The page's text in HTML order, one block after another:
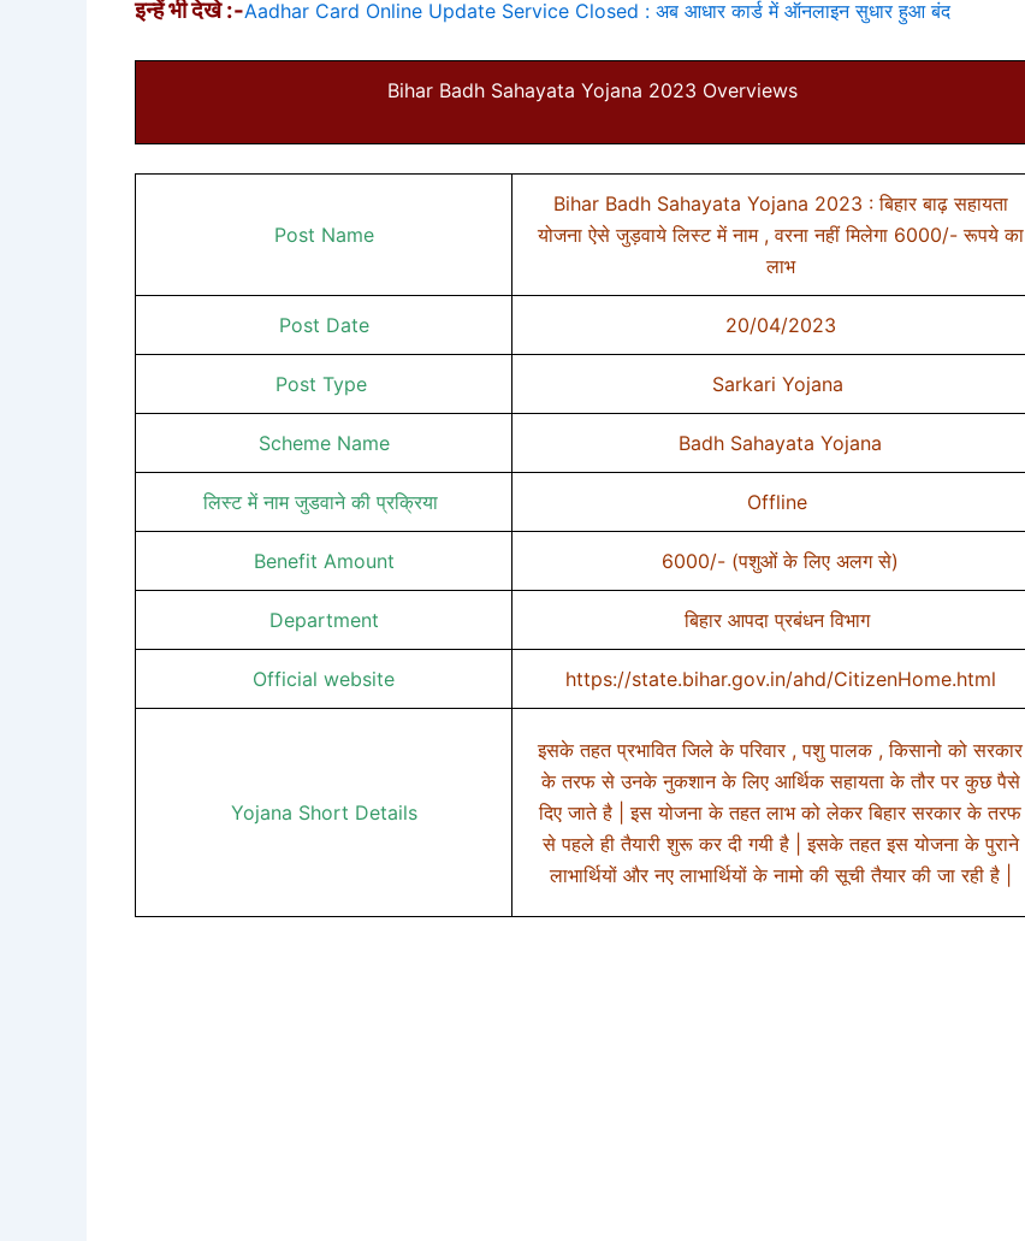
इन्हें भी देखे :-Aadhar Card Online Update Service Closed : अब आधार कार्ड में ऑनलाइन सुधार हुआ बंद
Bihar Badh Sahayata Yojana 2023 Overviews
Post Name
Bihar Badh Sahayata Yojana 2023 : बिहार बाढ़ सहायता
योजना ऐसे जुड़वाये लिस्ट में नाम , वरना नहीं मिलेगा 6000/- रूपये का
लाभ
Post Date 20/04/2023
Post Type Sarkari Yojana
Scheme Name Badh Sahayata Yojana
लिस्ट में नाम जुडवाने की प्रक्रिया Offline
Benefit Amount 6000/- (पशुओं के लिए अलग से)
Department बिहार आपदा प्रबंधन विभाग
Official website https://state.bihar.gov.in/ahd/CitizenHome.html
Yojana Short Details
इसके तहत प्रभावित जिले के परिवार , पशु पालक , किसानो को सरकार
के तरफ से उनके नुकशान के लिए आर्थिक सहायता के तौर पर कुछ पैसे
दिए जाते है | इस योजना के तहत लाभ को लेकर बिहार सरकार के तरफ
से पहले ही तैयारी शुरू कर दी गयी है | इसके तहत इस योजना के पुराने
लाभार्थियों और नए लाभार्थियों के नामो की सूची तैयार की जा रही है |